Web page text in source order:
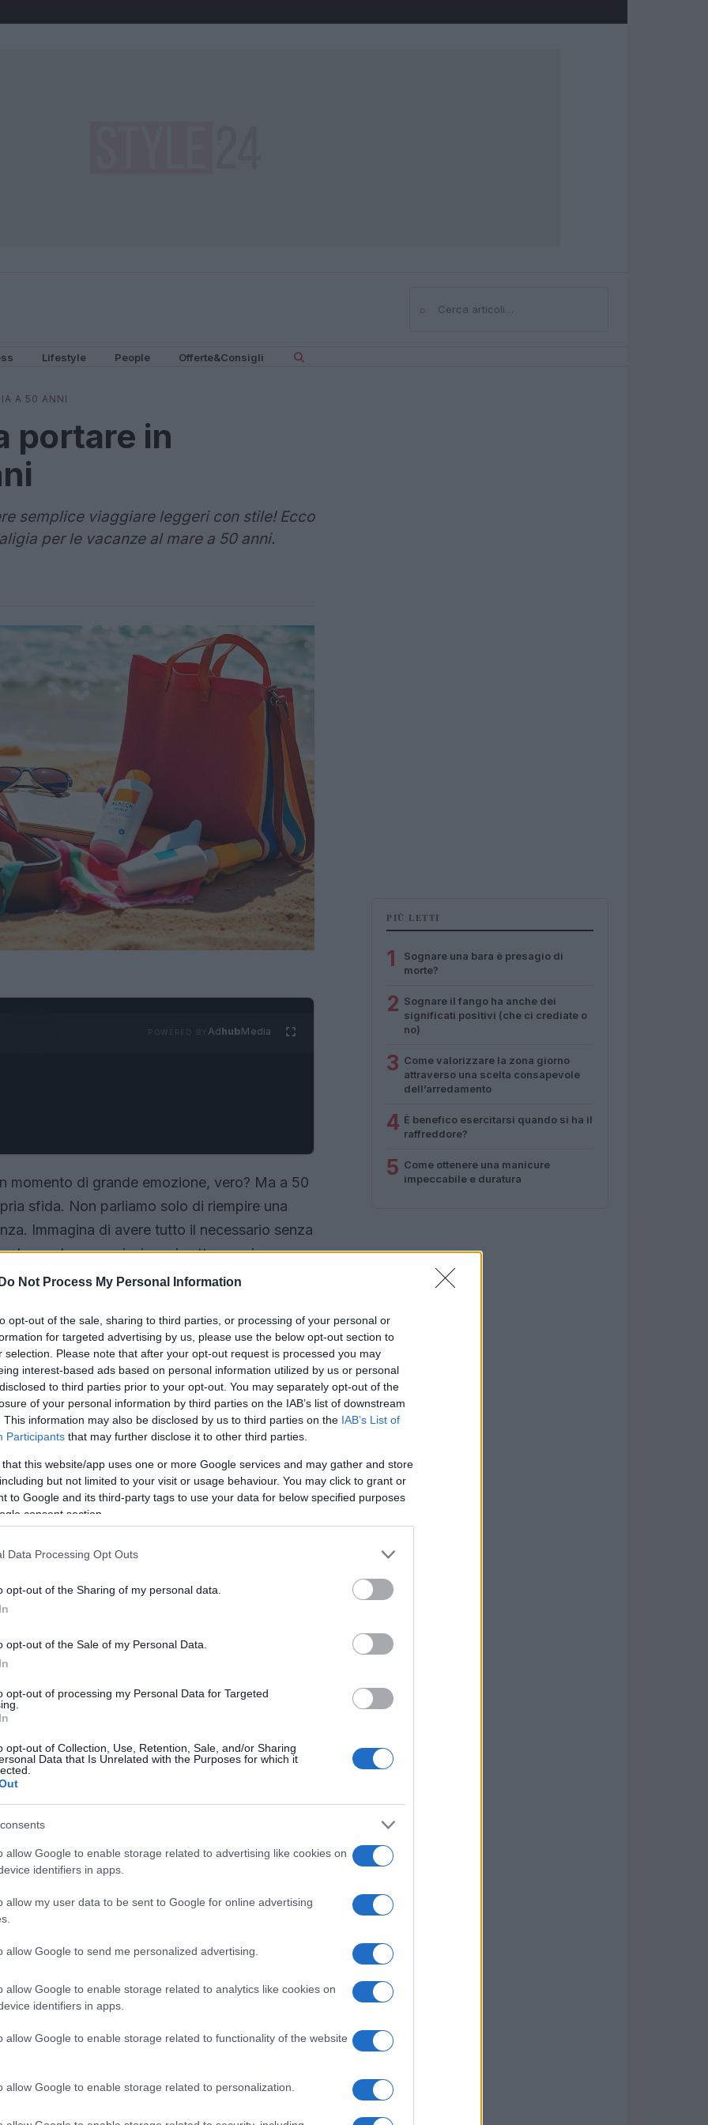
Do Not Process My Personal Information
opt-out of the sale, sharing to third parties, or processing of your personal or
for targeted advertising by us, please use the below opt-out section to
selection. Please note that after your opt-out request is processed you may
interest-based ads based on personal information utilized by us or personal
to third parties prior to your opt-out. You may separately opt-out of the
of your personal information by third parties on the IAB’s list of downstream
This information may also be disclosed by us to third parties on the IAB’s List of
Participants that may further disclose it to other third parties.
that this website/app uses one or more Google services and may gather and store
but not limited to your visit or usage behaviour. You may click to grant or
to Google and its third-party tags to use your data for below specified purposes
consent section.
Data Processing Opt Outs
opt-out of the Sharing of my personal data.
opt-out of the Sale of my Personal Data.
opt-out of processing my Personal Data for Targeted
opt-out of Collection, Use, Retention, Sale, and/or Sharing
Data that Is Unrelated with the Purposes for which it
allow Google to enable storage related to advertising like cookies on
identifiers in apps.
allow my user data to be sent to Google for online advertising
allow Google to send me personalized advertising.
allow Google to enable storage related to analytics like cookies on
identifiers in apps.
allow Google to enable storage related to functionality of the website
allow Google to enable storage related to personalization.
⌕Cerca
Lifestyle People Offerte&Consigli
A 50 ANNI
portare in
semplice viaggiare leggeri con stile! Ecco
per le vacanze al mare a 50 anni.
AdhubMedia
momento di grande emozione, vero? Ma a 50
sfida. Non parliamo solo di riempire una
Immagina di avere tutto il necessario senza
esploreremo insieme i sette pezzi
tua valigia, per un’estate indimenticabile
da mare
Scegliere con cura solo i capi che possono
versatili. Ecco i sette alleati intelligenti che ti
estiva:
indossare sopra il costume o come copricostume.
e traspirante. Le tonalità chiare come
un look fresco e rilassato.
partout! Scegli un modello che valorizzi la tua
tinta unita. Un abito che può essere indossato sia
città.
esalta i punti di forza e offre comfort.
si adatta a qualsiasi outfit. Perfetta per portare
dalla crema solare agli occhiali da sole.
paio di occhiali oversize o cat-eye per un tocco
dal sole, ma saranno anche il tuo alleato di stile!
in tessuto leggero, un paio di shorts ben tagliati ti
rinunciare all’eleganza.
ciabattine in cuoio marrone, facili da abbinare e
pezzi
PIÙ LETTI
1
Sognare una bara è presagio di
morte?
2 Sognare il fango ha anche dei
significati positivi (che ci crediate o
no)
3 Come valorizzare la zona giorno
attraverso una scelta consapevole
dell’arredamento
4 È benefico esercitarsi quando si ha il
raffreddore?
5 Come ottenere una manicure
impeccabile e duratura